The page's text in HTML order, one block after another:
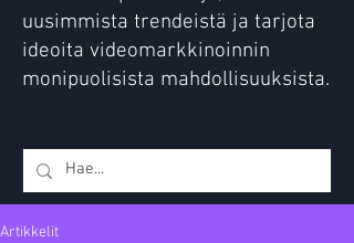
uusimmista trendeistä ja tarjota
ideoita videomarkkinoinnin
monipuolisista mahdollisuuksista.
Artikkelit